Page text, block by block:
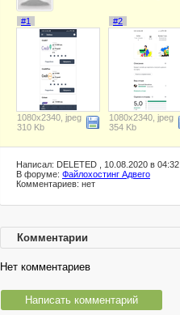
#1
1080x2340, jpeg
310 Kb
#2
1080x2340, jpeg
354 Kb
Написал: DELETED , 10.08.2020 в 04:32
В форуме: Файлохостинг Адвего
Комментариев: нет
Комментарии
Нет комментариев
Написать комментарий